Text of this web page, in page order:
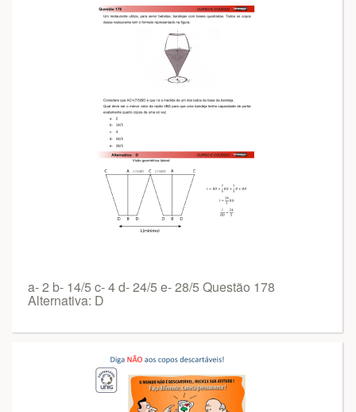
a- 2 b- 14/5 c- 4 d- 24/5 e- 28/5 Questão 178
Alternativa: D